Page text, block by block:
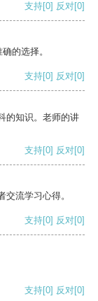
支持[0] 反对[0]
的选择。
支持[0] 反对[0]
的知识。老师的讲
支持[0] 反对[0]
流学习心得。
支持[0] 反对[0]
支持[0] 反对[0]